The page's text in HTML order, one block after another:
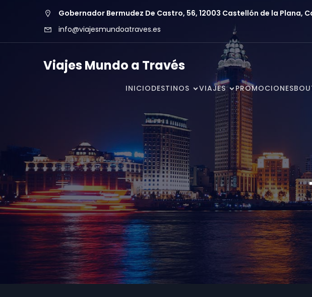
Gobernador Bermudez De Castro, 56, 12003 Castellón de la Plana,
info@viajesmundoatraves.es
Viajes Mundo a Través
INICIODESTINOS VIAJES PROMOCIONES